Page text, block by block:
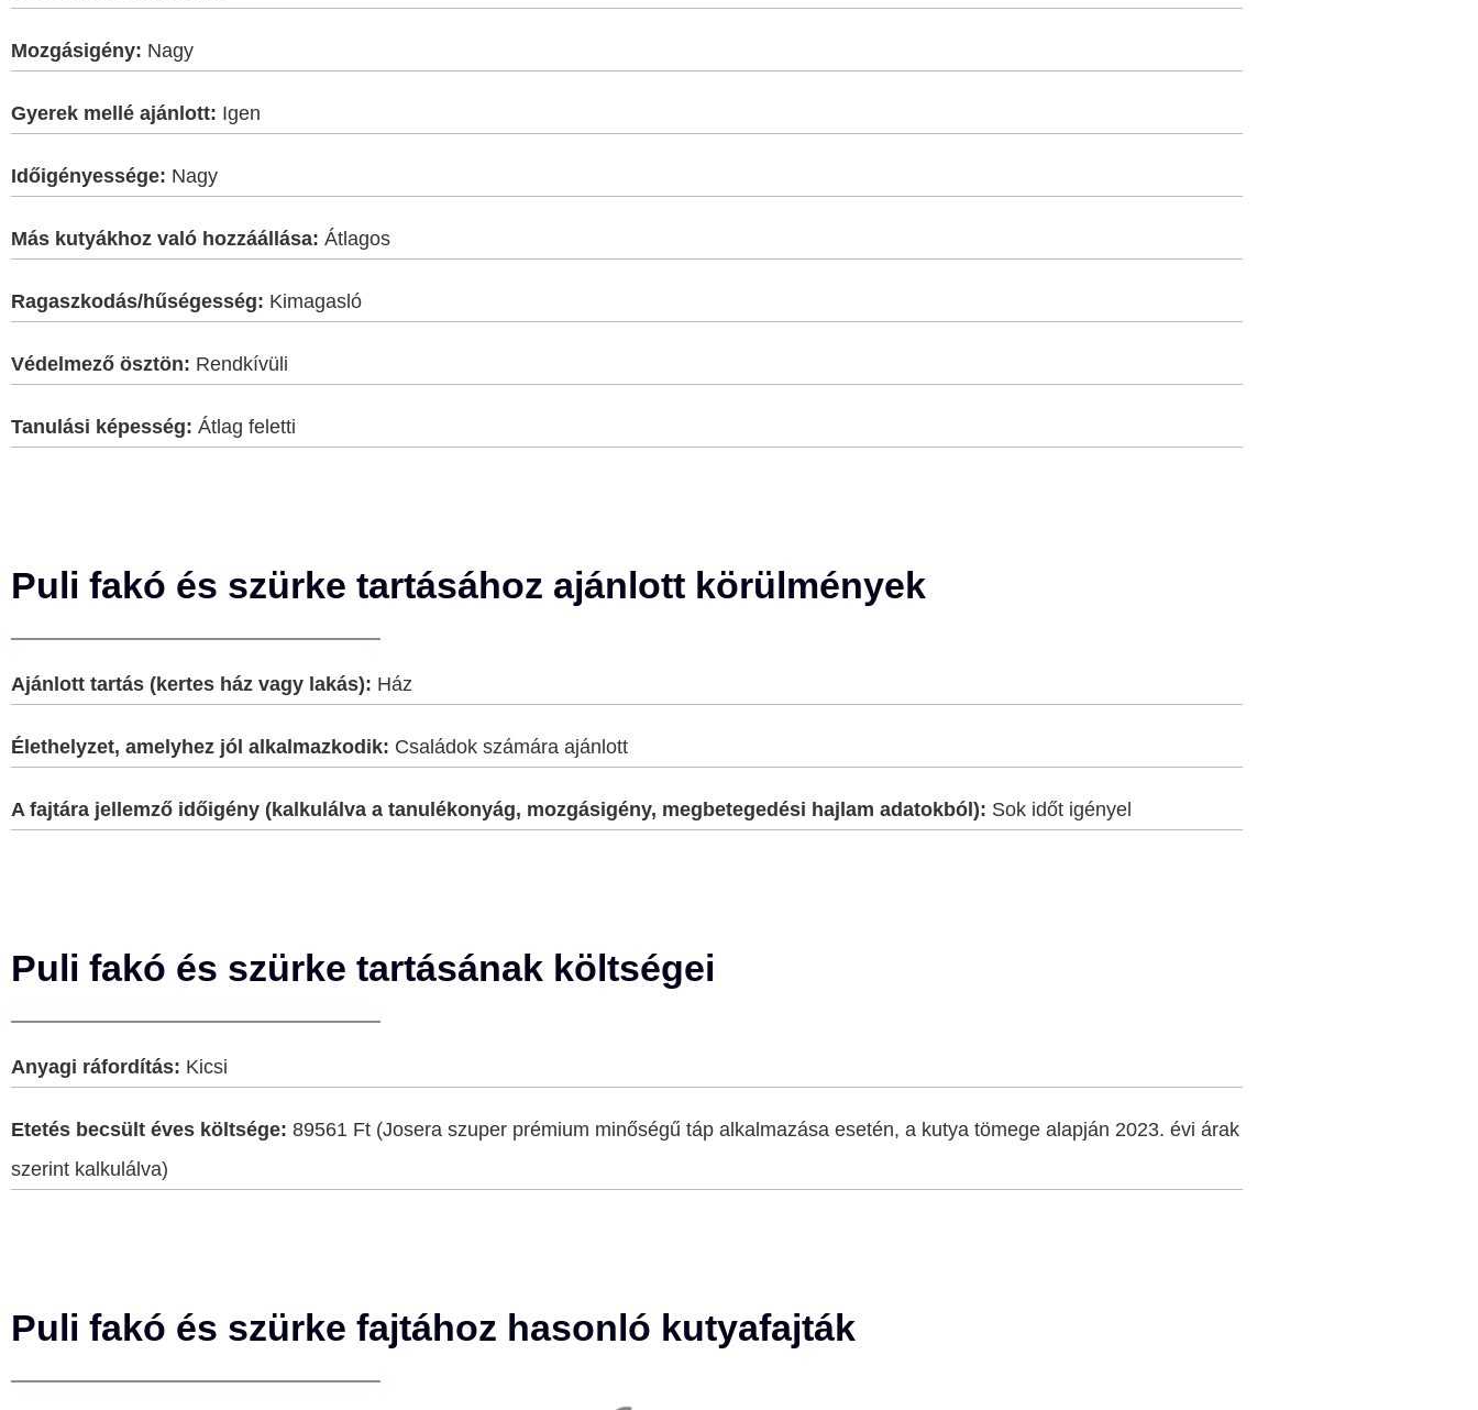
Mozgásigény: Nagy
Gyerek mellé ajánlott: Igen
Időigényessége: Nagy
Más kutyákhoz való hozzáállása: Átlagos
Ragaszkodás/hűségesség: Kimagasló
Védelmező ösztön: Rendkívüli
Tanulási képesség: Átlag feletti
Puli fakó és szürke tartásához ajánlott körülmények
Ajánlott tartás (kertes ház vagy lakás): Ház
Élethelyzet, amelyhez jól alkalmazkodik: Családok számára ajánlott
A fajtára jellemző időigény (kalkulálva a tanulékonyág, mozgásigény, megbetegedési hajlam adatokból): Sok időt igényel
Puli fakó és szürke tartásának költségei
Anyagi ráfordítás: Kicsi
Etetés becsült éves költsége: 89561 Ft (Josera szuper prémium minőségű táp alkalmazása esetén, a kutya tömege alapján 2023. évi árak
szerint kalkulálva)
Puli fakó és szürke fajtához hasonló kutyafajták